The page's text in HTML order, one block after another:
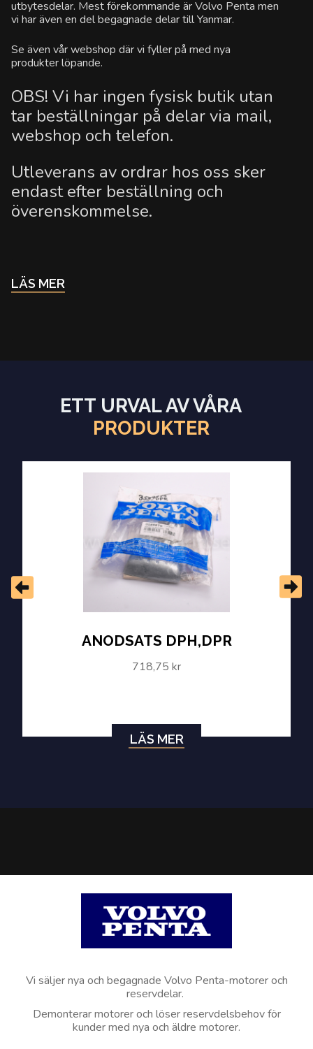
utbytesdelar. Mest förekommande är Volvo Penta men
vi har även en del begagnade delar till Yanmar.
Se även vår webshop där vi fyller på med nya
produkter löpande.
OBS! Vi har ingen fysisk butik utan
tar beställningar på delar via mail,
webshop och telefon.
Utleverans av ordrar hos oss sker
endast efter beställning och
överenskommelse.
LÄS MER
ANODSATS DPH,DPR
718,75 kr
LÄS MER
ETT URVAL AV VÅRA
PRODUKTER
Vi säljer nya och begagnade Volvo Penta-motorer och
reservdelar.
Demonterar motorer och löser reservdelsbehov för
kunder med nya och äldre motorer.